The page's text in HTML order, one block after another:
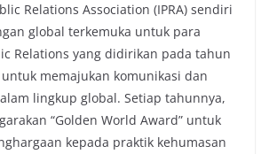
Relations Association (IPRA) sendiri
global terkemuka untuk para
Relations yang didirikan pada tahun
memajukan komunikasi dan
lingkup global. Setiap tahunnya,
“Golden World Award” untuk
kepada praktik kehumasan